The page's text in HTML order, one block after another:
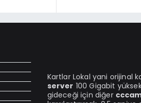
Kartlar Lokal yani orijinal
server 100 Gigabit
gideceği için diğer